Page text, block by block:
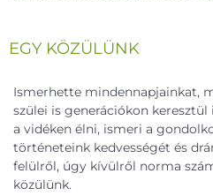
EGY KÖZÜLÜNK
Ismerhette mindennapjainkat,
szülei is generációkon
a vidéken élni, ismeri a
történeteink kedvességét és
felülről, úgy kívülről norma
közülünk.